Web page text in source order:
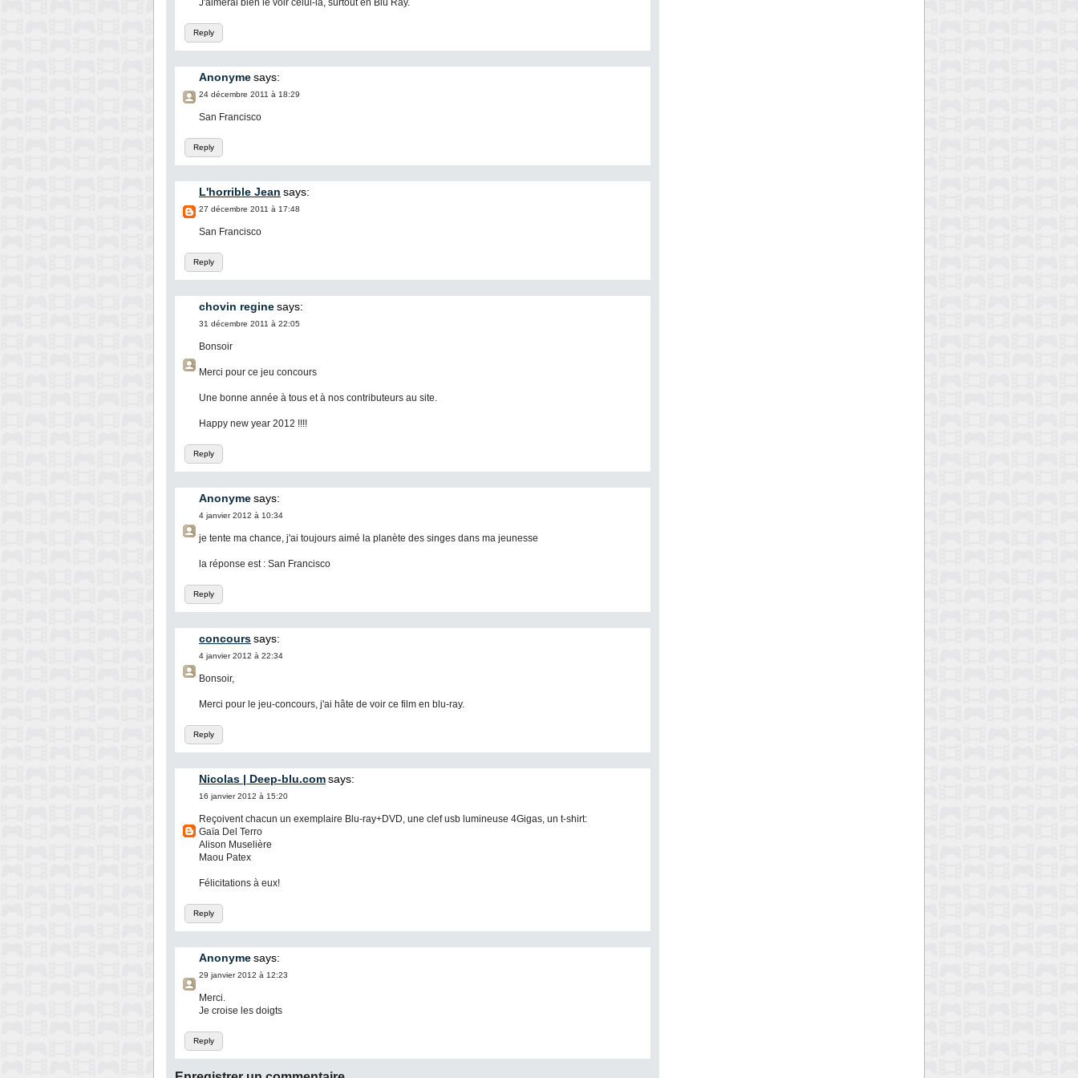
Reply
J'aimerai bien le voir celui-là, surtout en Blu Ray.
Anonymesays:
24 décembre 2011 à 18:29
Reply
San Francisco
L'horrible Jean says:
27 décembre 2011 à 17:48
Reply
San Francisco
chovin reginesays:
31 décembre 2011 à 22:05
Reply
Bonsoir
Merci pour ce jeu concours
Une bonne année à tous et à nos contributeurs au site.
Happy new year 2012 !!!!
Anonymesays:
4 janvier 2012 à 10:34
Reply
je tente ma chance, j'ai toujours aimé la planète des singes dans ma jeunesse
la réponse est : San Francisco
concourssays:
4 janvier 2012 à 22:34
Reply
Bonsoir,
Merci pour le jeu-concours, j'ai hâte de voir ce film en blu-ray.
Nicolas | Deep-blu.comsays:
16 janvier 2012 à 15:20
Reply
Reçoivent chacun un exemplaire Blu-ray+DVD, une clef usb lumineuse 4Gigas, un t-shirt:
Gaïa Del Terro
Alison Muselière
Maou Patex
Félicitations à eux!
Anonymesays:
29 janvier 2012 à 12:23
Reply
Merci.
Je croise les doigts